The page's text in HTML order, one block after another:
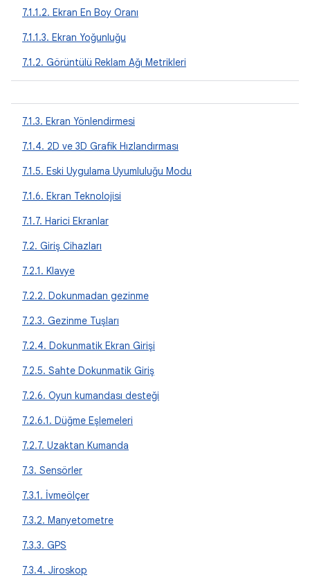
7.1.1.2. Ekran En Boy Oranı
7.1.1.3. Ekran Yoğunluğu
7.1.2. Görüntülü Reklam Ağı Metrikleri
7.1.3. Ekran Yönlendirmesi
7.1.4. 2D ve 3D Grafik Hızlandırması
7.1.5. Eski Uygulama Uyumluluğu Modu
7.1.6. Ekran Teknolojisi
7.1.7. Harici Ekranlar
7.2. Giriş Cihazları
7.2.1. Klavye
7.2.2. Dokunmadan gezinme
7.2.3. Gezinme Tuşları
7.2.4. Dokunmatik Ekran Girişi
7.2.5. Sahte Dokunmatik Giriş
7.2.6. Oyun kumandası desteği
7.2.6.1. Düğme Eşlemeleri
7.2.7. Uzaktan Kumanda
7.3. Sensörler
7.3.1. İvmeölçer
7.3.2. Manyetometre
7.3.3. GPS
7.3.4. Jiroskop